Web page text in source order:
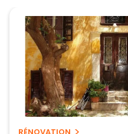
RÉNOVATION